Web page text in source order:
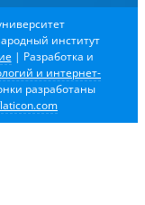
институт
| Разработка и
и интернет-
разработаны